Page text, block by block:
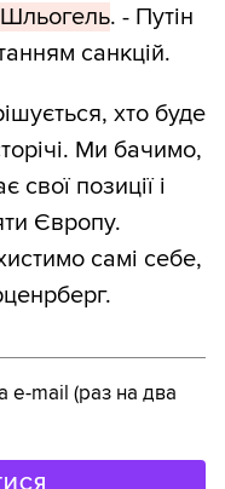
Шльогель. - Путін
санкцій.
хто буде
Ми бачимо,
позиції і
Європу.
самі себе,
e-mail (раз на два